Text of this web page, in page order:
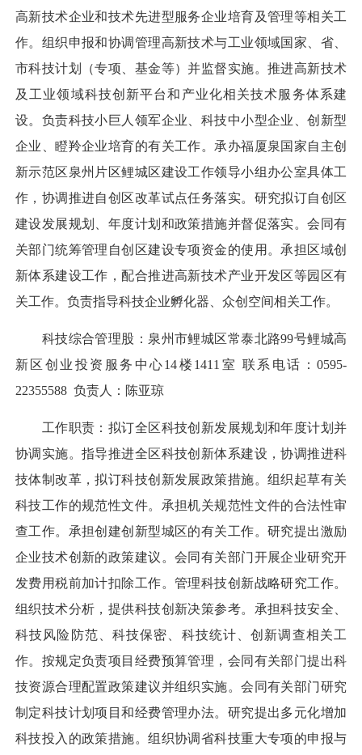
高新技术企业和技术先进型服务企业培育及管理等相关工
作。组织申报和协调管理高新技术与工业领域国家、省、
市科技计划（专项、基金等）并监督实施。推进高新技术
及工业领域科技创新平台和产业化相关技术服务体系建
设。负责科技小巨人领军企业、科技中小型企业、创新型
企业、瞪羚企业培育的有关工作。承办福厦泉国家自主创
新示范区泉州片区鲤城区建设工作领导小组办公室具体工
作，协调推进自创区改革试点任务落实。研究拟订自创区
建设发展规划、年度计划和政策措施并督促落实。会同有
关部门统筹管理自创区建设专项资金的使用。承担区域创
新体系建设工作，配合推进高新技术产业开发区等园区有
关工作。负责指导科技企业孵化器、众创空间相关工作。
科技综合管理股：泉州市鲤城区常泰北路99号鲤城高
新区创业投资服务中心14楼1411室 联系电话：0595-
22355588 负责人：陈亚琼
工作职责：拟订全区科技创新发展规划和年度计划并
协调实施。指导推进全区科技创新体系建设，协调推进科
技体制改革，拟订科技创新发展政策措施。组织起草有关
科技工作的规范性文件。承担机关规范性文件的合法性审
查工作。承担创建创新型城区的有关工作。研究提出激励
企业技术创新的政策建议。会同有关部门开展企业研究开
发费用税前加计扣除工作。管理科技创新战略研究工作。
组织技术分析，提供科技创新决策参考。承担科技安全、
科技风险防范、科技保密、科技统计、创新调查相关工
作。按规定负责项目经费预算管理，会同有关部门提出科
技资源合理配置政策建议并组织实施。会同有关部门研究
制定科技计划项目和经费管理办法。研究提出多元化增加
科技投入的政策措施。组织协调省科技重大专项的申报与